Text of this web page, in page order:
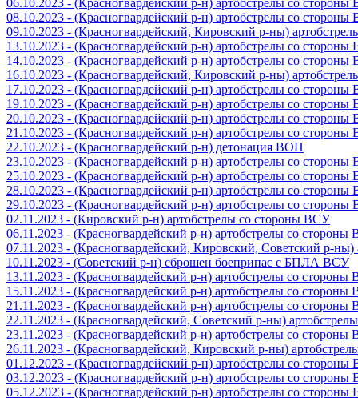
08.10.2023 - (Красногвардейский р-н) артобстрелы со
09.10.2023 - (Красногвардейский, Кировский р-ны)
13.10.2023 - (Красногвардейский р-н) артобстрелы со
14.10.2023 - (Красногвардейский р-н) артобстрелы со
16.10.2023 - (Красногвардейский, Кировский р-ны)
17.10.2023 - (Красногвардейский р-н) артобстрелы со
19.10.2023 - (Красногвардейский р-н) артобстрелы со
20.10.2023 - (Красногвардейский р-н) артобстрелы со
21.10.2023 - (Красногвардейский р-н) артобстрелы со
22.10.2023 - (Красногвардейский р-н) детонация ВОП
23.10.2023 - (Красногвардейский р-н) артобстрелы со
25.10.2023 - (Красногвардейский р-н) артобстрелы со
28.10.2023 - (Красногвардейский р-н) артобстрелы со
29.10.2023 - (Красногвардейский р-н) артобстрелы со
02.11.2023 - (Кировский р-н) артобстрелы со стороны ВСУ
06.11.2023 - (Красногвардейский р-н) артобстрелы со стороны
07.11.2023 - (Красногвардейский, Кировский, Советский р-
10.11.2023 - (Советский р-н) сброшен боеприпас с БПЛА ВСУ
13.11.2023 - (Красногвардейский р-н) артобстрелы со стороны
15.11.2023 - (Красногвардейский р-н) артобстрелы со стороны
21.11.2023 - (Красногвардейский р-н) артобстрелы со стороны
22.11.2023 - (Красногвардейский, Советский р-ны)
23.11.2023 - (Красногвардейский р-н) артобстрелы со стороны
26.11.2023 - (Красногвардейский, Кировский р-ны)
01.12.2023 - (Красногвардейский р-н) артобстрелы со
03.12.2023 - (Красногвардейский р-н) артобстрелы со
05.12.2023 - (Красногвардейский р-н) артобстрелы со